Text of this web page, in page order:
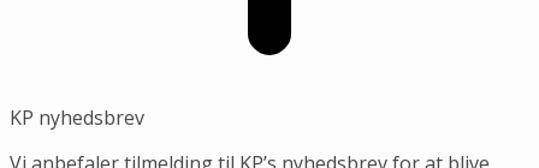
KP nyhedsbrev